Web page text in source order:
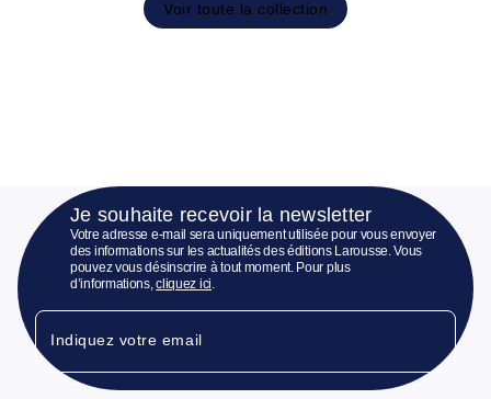
Voir toute la collection
Je souhaite recevoir la newsletter
Votre adresse e-mail sera uniquement utilisée pour vous envoyer
des informations sur les actualités des éditions Larousse. Vous
pouvez vous désinscrire à tout moment. Pour plus
d’informations,cliquez ici.
Indiquez votre email